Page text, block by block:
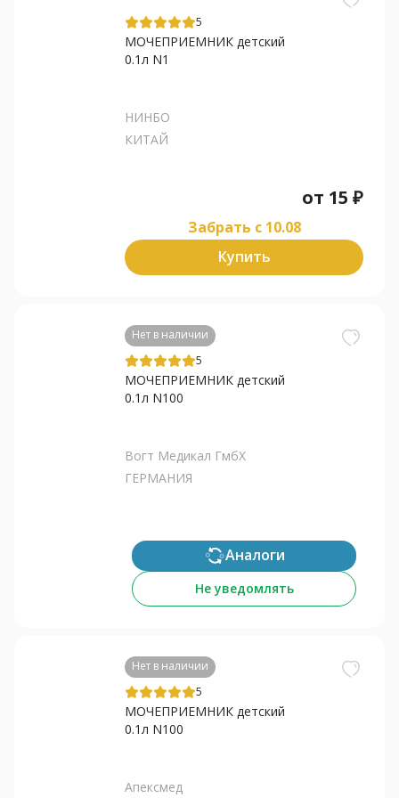
5
МОЧЕПРИЕМНИК детский
0.1л N1
НИНБО
КИТАЙ
от 15 ₽
Забрать c 10.08
Купить
Нет в наличии
5
МОЧЕПРИЕМНИК детский
0.1л N100
Вогт Медикал ГмбХ
ГЕРМАНИЯ
Аналоги
Не уведомлять
Нет в наличии
5
МОЧЕПРИЕМНИК детский
0.1л N100
Апексмед